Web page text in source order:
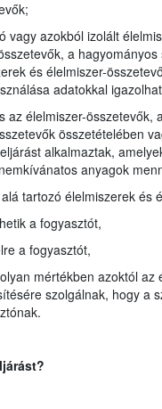
vagy azokból izolált
a
és élelmiszer-
adatokkal
az élelmiszer-
összetételében
alkalmaztak,
anyagok
tartozó élelmiszerek és
a fogyasztót,
a fogyasztót,
mértékben azoktól
szolgálnak, hogy a